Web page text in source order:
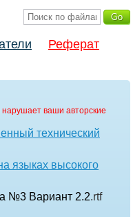
Реферат
ваши авторские
технический
языках высокого
№3 Вариант 2.2.rtf